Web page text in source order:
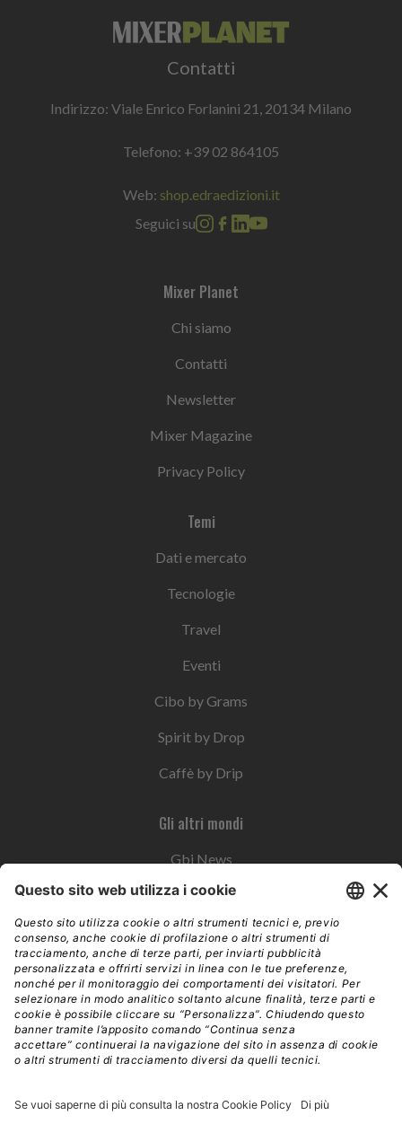
Contatti
Indirizzo: Viale Enrico Forlanini 21, 20134 Milano
Telefono: +39 02 864105
Web: shop.edraedizioni.it
Seguici su
Mixer Planet
Chi siamo
Contatti
Newsletter
Mixer Magazine
Privacy Policy
Temi
Dati e mercato
Tecnologie
Travel
Eventi
Cibo by Grams
Spirit by Drop
Caffè by Drip
Gli altri mondi
Gbi News
Instoremag
Esplora il gruppo
Edra Edizioni
Edizioni LSWR
LSWR Group